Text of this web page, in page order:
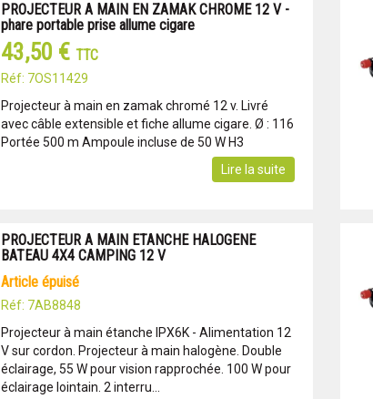
PROJECTEUR A MAIN EN ZAMAK CHROME 12 V -
phare portable prise allume cigare
43,50 € TTC
Réf: 7OS11429
Projecteur à main en zamak chromé 12 v. Livré
avec câble extensible et fiche allume cigare. Ø : 116
Portée 500 m Ampoule incluse de 50 W H3
Lire la suite
PROJECTEUR A MAIN ETANCHE HALOGENE
BATEAU 4X4 CAMPING 12 V
article épuisé
Réf: 7AB8848
Projecteur à main étanche IPX6K - Alimentation 12
V sur cordon. Projecteur à main halogène. Double
éclairage, 55 W pour vision rapprochée. 100 W pour
éclairage lointain. 2 interru...